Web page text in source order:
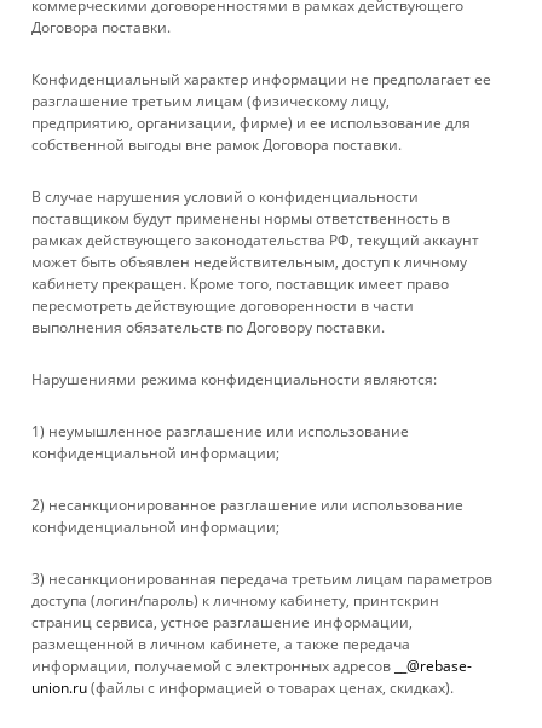
КАТАЛОГ
УСЛУГИ
БРЕНДЫ
КОМПАНИЯ
ИНФОРМАЦИЯ
ПОМОЩЬ
+ 7 861 272-88-88
company@rebase-union.ru
г. Краснодар, ул. Рашпилевская, д. 121
2026 © Rebase Union
Мы используем файлы cookie, разработанные нашими
специалистами и третьими лицами, для анализа событий на
нашем веб-сайте, что позволяет нам улучшать
взаимодействие с пользователями и обслуживание.
Продолжая просмотр страниц нашего сайта, вы принимаете
условия его использования. Более подробные сведения
коммерческими договоренностями в рамках действующего
Договора поставки.
Конфиденциальный характер информации не предполагает ее
разглашение третьим лицам (физическому лицу,
предприятию, организации, фирме) и ее использование для
собственной выгоды вне рамок Договора поставки.
В случае нарушения условий о конфиденциальности
поставщиком будут применены нормы ответственность в
рамках действующего законодательства РФ, текущий аккаунт
может быть объявлен недействительным, доступ к личному
кабинету прекращен. Кроме того, поставщик имеет право
пересмотреть действующие договоренности в части
выполнения обязательств по Договору поставки.
Нарушениями режима конфиденциальности являются:
1) неумышленное разглашение или использование
конфиденциальной информации;
2) несанкционированное разглашение или использование
конфиденциальной информации;
3) несанкционированная передача третьим лицам параметров
доступа (логин/пароль) к личному кабинету, принтскрин
страниц сервиса, устное разглашение информации,
размещенной в личном кабинете, а также передача
информации, получаемой с электронных адресов
__@rebase-
union.ru(файлы с информацией о товарах ценах, скидках).